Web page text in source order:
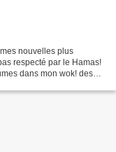
nouvelles plus
respecté par le Hamas!
dans mon wok! des